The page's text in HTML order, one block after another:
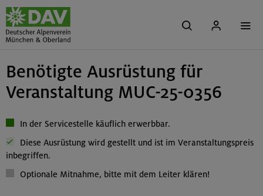
Benötigte Ausrüstung für
Veranstaltung MUC-25-0356
In der Servicestelle käuflich erwerbbar.
Diese Ausrüstung wird gestellt und ist im Veranstaltungspreis
inbegriffen.
Optionale Mitnahme, bitte mit dem Leiter klären!